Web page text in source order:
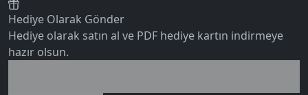
5.0
Hediye Olarak Gönder
Hediye olarak satın al ve PDF hediye kartın indirmeye
hazır olsun.